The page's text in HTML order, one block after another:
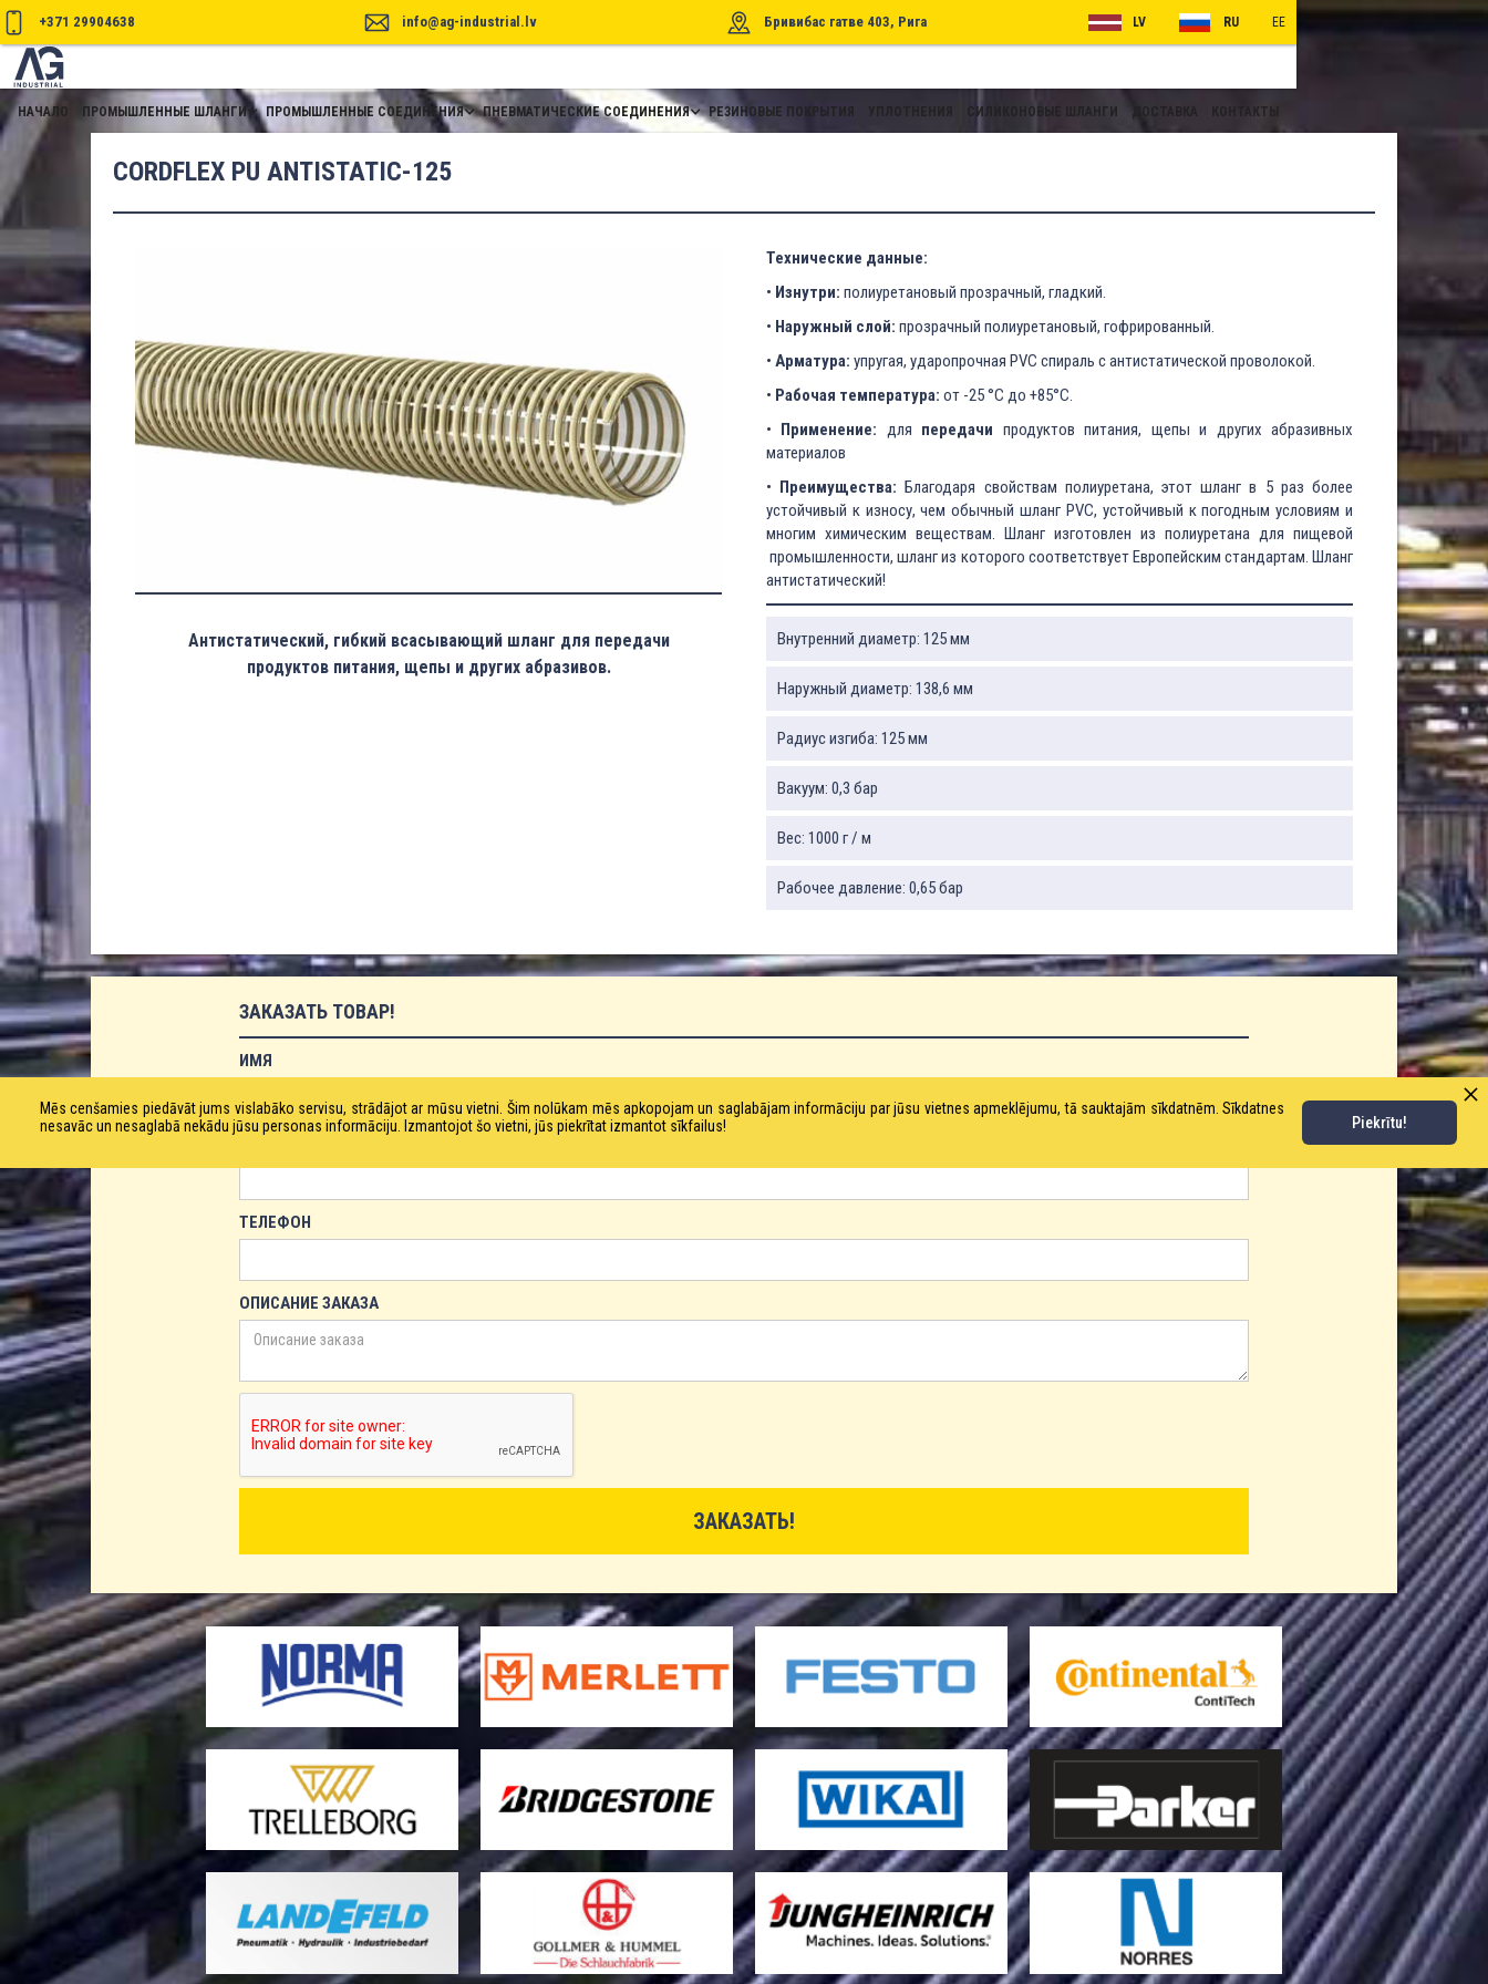
+371 29904638 info@ag-industrial.lv Бривибас гатве 403, Рига LV RU EE
НАЧАЛО ПРОМЫШЛЕННЫЕ ШЛАНГИ ПРОМЫШЛЕННЫЕ СОЕДИНЕНИЯ ПНЕВМАТИЧЕСКИЕ СОЕДИНЕНИЯ РЕЗИНОВЫЕ ПОКРЫТИЯ УПЛОТНЕНИЯ СИЛИКОНОВЫЕ ШЛАНГИ ДОСТАВКА КОНТАКТЫ
CORDFLEX PU ANTISTATIC-125
Антистатический, гибкий всасывающий шланг для передачи
продуктов питания, щепы и других абразивов.
Технические данные:
• Изнутри: полиуретановый прозрачный, гладкий.
• Наружный слой: прозрачный полиуретановый, гофрированный.
• Арматура: упругая, ударопрочная PVC спираль с антистатической проволокой.
• Рабочая температура: от -25 °C до +85°C.
• Применение: для передачи продуктов питания, щепы и других абразивных
материалов
• Преимущества: Благодаря свойствам полиуретана, этот шланг в 5 раз более
устойчивый к износу, чем обычный шланг PVC, устойчивый к погодным условиям и
многим химическим веществам. Шланг изготовлен из полиуретана для пищевой
промышленности, шланг из которого соответствует Европейским стандартам. Шланг
антистатический!
Внутренний диаметр: 125 мм
Наружный диаметр: 138,6 мм
Радиус изгиба: 125 мм
Вакуум: 0,3 бар
Вес: 1000 г / м
Рабочее давление: 0,65 бар
ЗАКАЗАТЬ ТОВАР!
ИМЯ
ЕМАЙЛ
ТЕЛЕФОН
ОПИСАНИЕ ЗАКАЗА
Mēs cenšamies piedāvāt jums vislabāko servisu, strādājot ar mūsu vietni. Šim nolūkam mēs apkopojam un saglabājam informāciju par jūsu vietnes apmeklējumu, tā sauktajām sīkdatnēm. Sīkdatnes
nesavāc un nesaglabā nekādu jūsu personas informāciju. Izmantojot šo vietni, jūs piekrītat izmantot sīkfailus!
Piekrītu!